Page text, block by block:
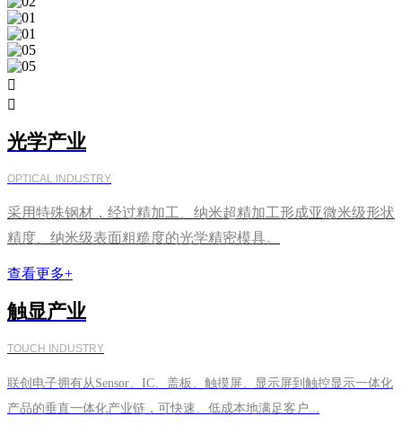


光学产业
OPTICAL INDUSTRY
采用特殊钢材，经过精加工、纳米超精加工形成亚微米级形状
精度、纳米级表面粗糙度的光学精密模具。
查看更多+
触显产业
TOUCH INDUSTRY
联创电子拥有从Sensor、IC、盖板、触摸屏、显示屏到触控显示一体化
产品的垂直一体化产业链，可快速、低成本地满足客户...